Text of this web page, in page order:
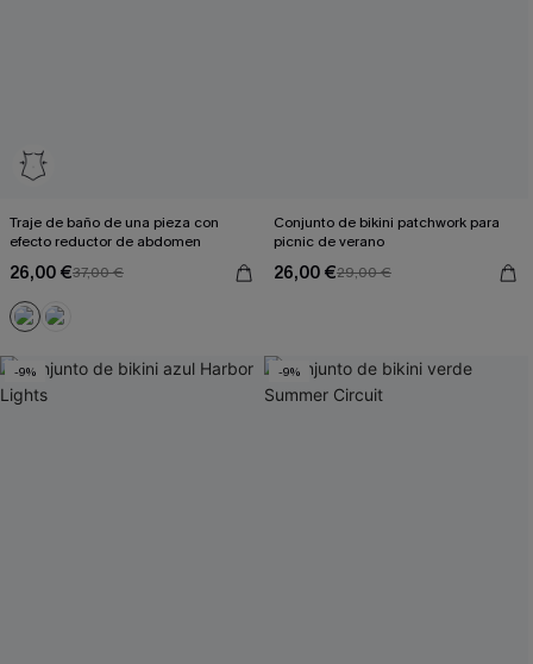
Traje de baño de una pieza con
efecto reductor de abdomen
26,00 €37,00 €
Conjunto de bikini patchwork para
picnic de verano
26,00 €29,00 €
-9% -9%